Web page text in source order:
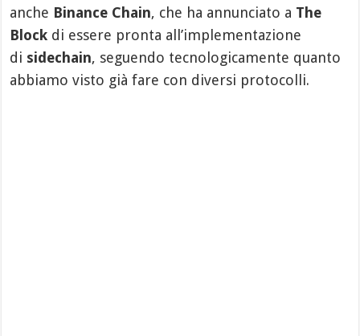
anche Binance Chain, che ha annunciato a The
Block di essere pronta all’implementazione
di sidechain, seguendo tecnologicamente quanto
abbiamo visto già fare con diversi protocolli.